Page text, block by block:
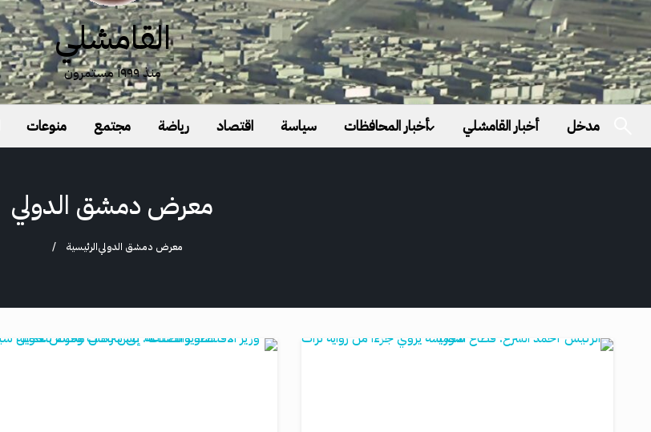
القامشلي
منذ ١٩٩٩ مستمرون
مدخل أخبار القامشلي أخبار المحافظات سياسة اقتصاد رياضة مجتمع منوعات
معرض دمشق الدولي
الرئيسيةمعرض دمشق الدولي